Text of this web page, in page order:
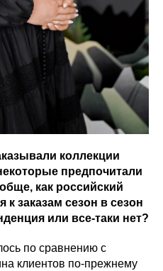
коллекции
предпочитали
как российский
к заказам сезон в сезон
или все-таки нет?
по сравнению с
клиентов по-прежнему